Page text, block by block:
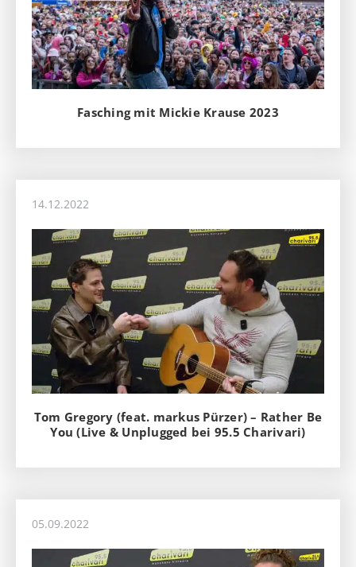
Fasching mit Mickie Krause 2023
14.12.2022
Tom Gregory (feat. markus Pürzer) – Rather Be
You (Live & Unplugged bei 95.5 Charivari)
05.09.2022